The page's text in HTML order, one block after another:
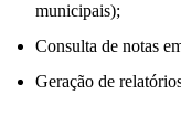
municipais);
Consulta de notas
Geração de